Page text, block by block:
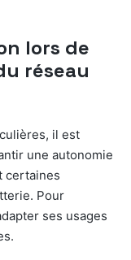
lors de
réseau
il est
une autonomie
certaines
Pour
ses usages